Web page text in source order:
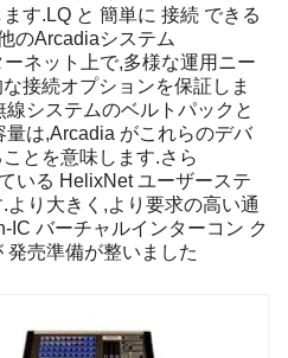
す.LQ と 簡単に 接続 できる
のArcadiaシステム
ネット上で,多様な運用ニー
接続オプションを保証しま
システムのベルトパックと
量は,Arcadia がこれらのデバ
とを意味します.さら
いる HelixNet ユーザーステ
り大きく,より要求の高い通
IC バーチャルインターコン ク
発売準備が整いました